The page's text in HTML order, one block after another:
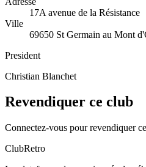
17A avenue de la Résistance
Ville
69650 St Germain au Mont
President
Christian Blanchet
Revendiquer ce club
Connectez-vous pour revendiquer
ClubRetro